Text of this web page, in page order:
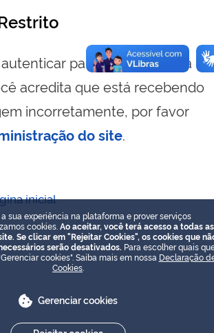
para visualizar essa
acredita que está recebendo
incorretamente, por favor
do site.
inicial
sua experiência na plataforma e prover serviços
cookies. Ao aceitar, você terá acesso a todas as
Se clicar em "Rejeitar Cookies", os cookies que
serão desativados. Para escolher quais
cookies". Saiba mais em nossa Declaração
Cookies
Gerenciar cookies